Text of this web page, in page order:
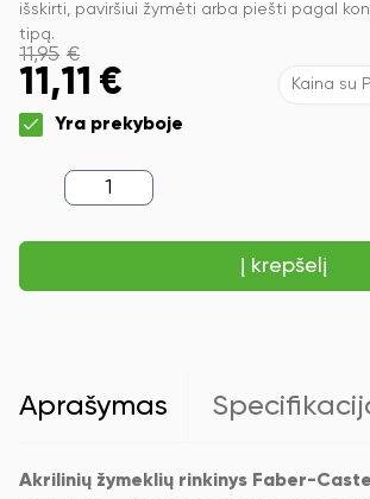
išskirti, paviršiui žymėti arba piešti pagal
tipą.
11,95 €
11,11 € Kaina su
Yra prekyboje
produkto
kiekis:
žymeklių
Faber-
spalvos
Į krepšelį
Aprašymas
Akrilinių žymeklių rinkinys Faber-